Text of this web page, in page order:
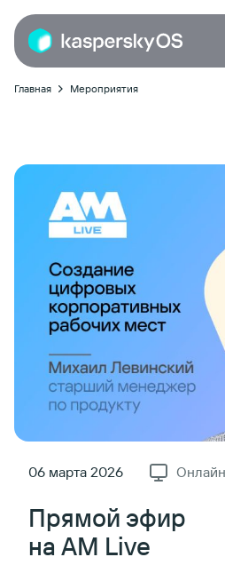
Главная Мероприятия
06 марта 2026
Прямой эфир
на AM Live